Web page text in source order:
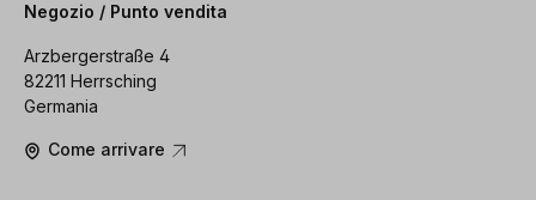
Negozio / Punto vendita
Arzbergerstraße 4
82211 Herrsching
Germania
Come arrivare